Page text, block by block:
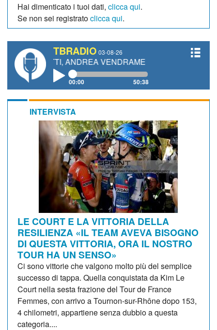
Hai dimenticato i tuoi dati, clicca qui.
Se non sei registratoclicca qui.
TBRADIO 03-08-26
ANDREA VENDRAME, FILIPPO FIORELLI
00:00 50:38
INTERVISTA
LE COURT E LA VITTORIA DELLA
RESILIENZA «IL TEAM AVEVA BISOGNO
DI QUESTA VITTORIA, ORA IL NOSTRO
TOUR HA UN SENSO»
Ci sono vittorie che valgono molto più del semplice
successo di tappa. Quella conquistata da Kim Le
Court nella sesta frazione del Tour de France
Femmes, con arrivo a Tournon-sur-Rhône dopo 153,
4 chilometri, appartiene senza dubbio a questa
categoria....